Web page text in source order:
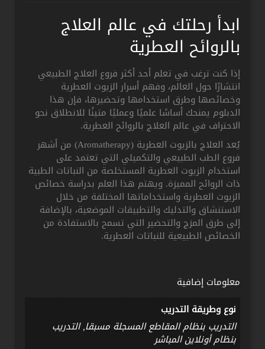
ابدأ رحلتك في عالم العلاج
بالروائح العطرية
إذا كنت ترغب في تعلم أحد أكثر فروع العلاج الطبيعي
انتشارًا حول العالم، وفهم أسرار الزيوت العطرية
وخصائصها وطرق استخدامها وتحضيرها، فإن هذا
الدبلوم يمنحك أساسًا علميًا وعمليًا متينًا للانطلاق نحو
الاحتراف في عالم العلاج بالروائح العطرية.
يُعد العلاج بالزيوت العطرية (Aromatherapy) من أشهر
فروع الطب الطبيعي والتكميلي التي تعتمد على
استخدام الزيوت العطرية المستخلصة من النباتات الطبية
ذات الروائح المميزة. ويهتم هذا العلم بدراسة خصائص
الزيوت العطرية واستخداماتها المختلفة من خلال
الاستنشاق والتدليك والتطبيقات الموضعية، بالإضافة
إلى طرق المزج والتحضير التي تسمح بالاستفادة من
الخصائص الطبيعية للنباتات العطرية.
معلومات إضافية
نوع وطريقة التدريب
التدريب بنظام المقاطع المسجلة مسبقا, التدريب
بنظام أونلاين المباشر